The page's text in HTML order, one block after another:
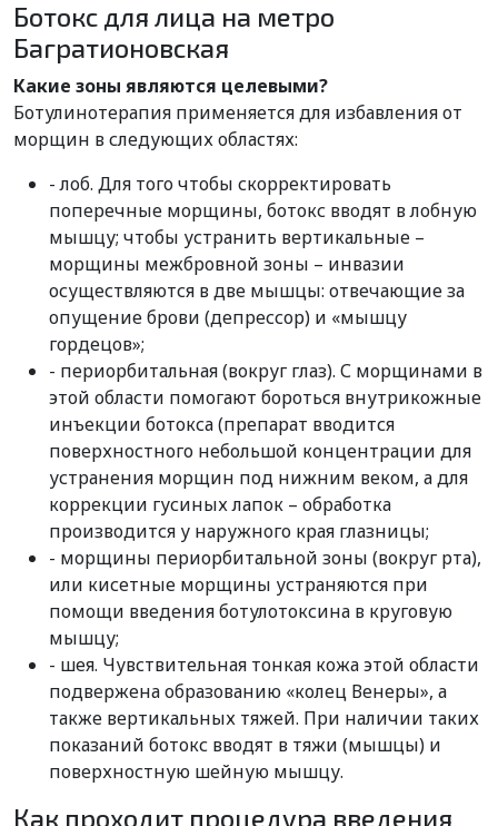
Ботокс для лица на метро
Багратионовская
Какие зоны являются целевыми?
Ботулинотерапия применяется для избавления от
морщин в следующих областях:
- лоб. Для того чтобы скорректировать
поперечные морщины, ботокс вводят в лобную
мышцу; чтобы устранить вертикальные –
морщины межбровной зоны – инвазии
осуществляются в две мышцы: отвечающие за
опущение брови (депрессор) и «мышцу
гордецов»;
- периорбитальная (вокруг глаз). С морщинами в
этой области помогают бороться внутрикожные
инъекции ботокса (препарат вводится
поверхностного небольшой концентрации для
устранения морщин под нижним веком, а для
коррекции гусиных лапок – обработка
производится у наружного края глазницы;
- морщины периорбитальной зоны (вокруг рта),
или кисетные морщины устраняются при
помощи введения ботулотоксина в круговую
мышцу;
- шея. Чувствительная тонкая кожа этой области
подвержена образованию «колец Венеры», а
также вертикальных тяжей. При наличии таких
показаний ботокс вводят в тяжи (мышцы) и
поверхностную шейную мышцу.
Как проходит процедура введения